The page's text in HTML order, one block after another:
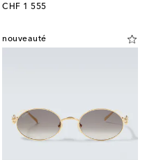
CHF 1 555
original price
nouveauté